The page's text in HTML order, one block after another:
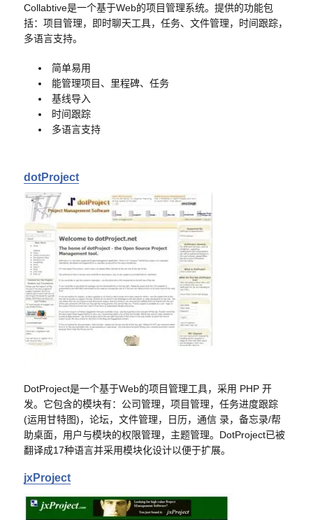
Collabtive是一个基于Web的项目管理系统。提供的功能包
括：项目管理，即时聊天工具，任务、文件管理，时间跟踪，
多语言支持。
简单易用
能管理项目、里程碑、任务
基线导入
时间跟踪
多语言支持
dotProject
DotProject是一个基于Web的项目管理工具，采用 PHP 开
发。它包含的模块有：公司管理，项目管理，任务进度跟踪
(运用甘特图)，论坛，文件管理，日历，通信 录，备忘录/帮
助桌面，用户与模块的权限管理，主题管理。DotProject已被
翻译成17种语言并采用模块化设计以便于扩展。
jxProject